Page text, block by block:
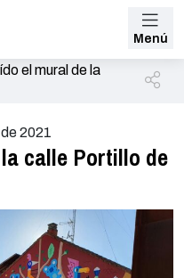
Menú
el mural de la
2021
calle Portillo de